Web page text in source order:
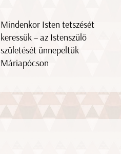
Mindenkor Isten tetszését
keressük – az Istenszülő
születését ünnepeltük
Máriapócson